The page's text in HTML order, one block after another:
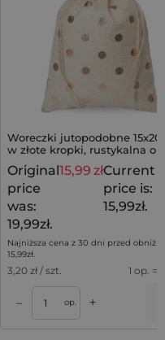
Woreczki jutopodobne
w złote kropki, rustykalna
prezentu
Original
price
was:
19,99zł.
15,99 złCurrent
price is:
15,99zł.
Najniższa cena z 30 dni przed
15,99zł.
3,20 zł / szt. 1 op. =
– op. +